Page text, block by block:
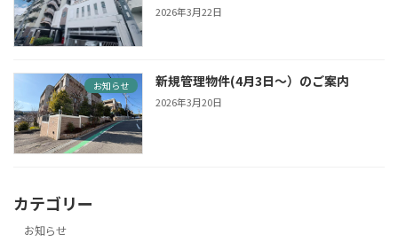
2026年3月22日
お知らせ 新規管理物件(4月3日〜）のご案内
2026年3月20日
カテゴリー
お知らせ